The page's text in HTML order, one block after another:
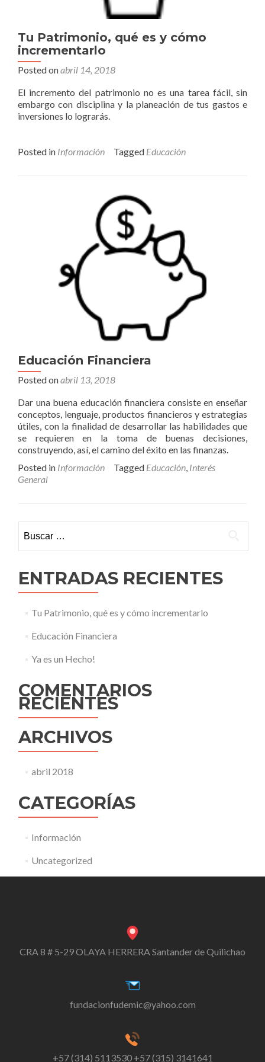
Tu Patrimonio, qué es y cómo
incrementarlo
Posted onabril 14, 2018
El incremento del patrimonio no es una tarea fácil, sin
embargo con disciplina y la planeación de tus gastos e
inversiones lo lograrás.
Posted in Información Tagged Educación
Educación Financiera
Posted onabril 13, 2018
Dar una buena educación financiera consiste en enseñar
conceptos, lenguaje, productos financieros y estrategias
útiles, con la finalidad de desarrollar las habilidades que
se requieren en la toma de buenas decisiones,
construyendo, así, el camino del éxito en las finanzas.
Posted in Información Tagged Educación, Interés
General
ENTRADAS RECIENTES
Tu Patrimonio, qué es y cómo incrementarlo
Educación Financiera
Ya es un Hecho!
COMENTARIOS
RECIENTES
ARCHIVOS
abril 2018
CATEGORÍAS
Información
Uncategorized
CRA 8 # 5-29 OLAYA HERRERA Santander de Quilichao
fundacionfudemic@yahoo.com
+57 (314) 5113530 +57 (315) 3141641